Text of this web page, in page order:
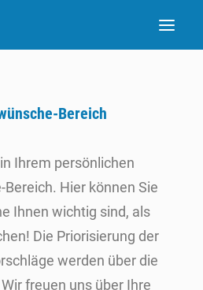
Bereich
Ihrem persönlichen
Hier können Sie
Ihnen wichtig sind, als
Die Priorisierung der
werden über die
freuen uns über Ihre